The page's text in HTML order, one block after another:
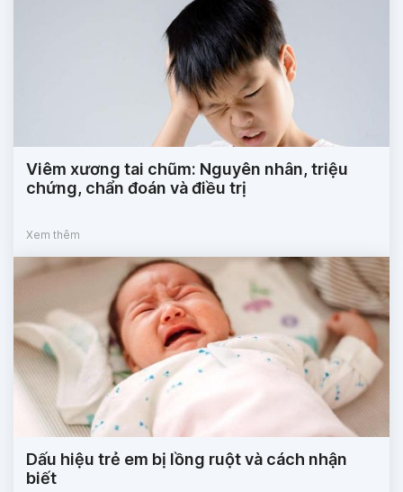
Viêm xương tai chũm: Nguyên nhân, triệu
chứng, chẩn đoán và điều trị
Xem thêm
Dấu hiệu trẻ em bị lồng ruột và cách nhận
biết